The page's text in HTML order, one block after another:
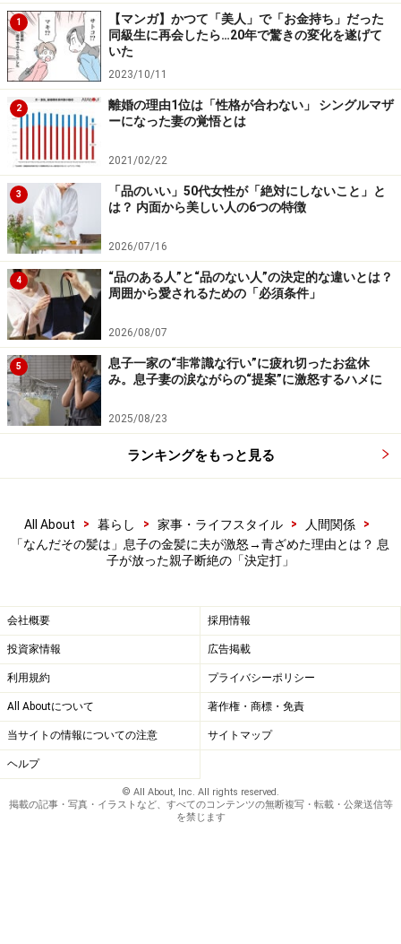
「夫は息子を見るなり、『なんだその髪は』とスイッチ
が入っちゃって。横暴な人ではないから怒鳴ったりはし
ないけど、『勝手にそんな金髪にするのは許さない』
と。『親の許可がないとカラーもできないの』と息子が
鼻で笑った。『そもそもおまえは親がかりなんだから』
と言いかけた夫に『親がかりだと成人になっても、自分
の髪色1つ変えられないんだ』と応戦。言い合いが続い
たあと、『オレ、奨学金借りてるんだけど。お父さんは
子どもの学費も出せなかったということだよね』と息子
が決定打を放ちました。さすがの夫も青ざめていました
ね。夫にとって、そこは触れてほしくないところだっ
た」
夫は無言で寝室へと立ち去った。まずかったかな、でも
この年で借金背負うオレの気持ちも分かってほしいんだ
よと息子は言った。
「確かに大学の学費を全部出してやれないのは、親とし
て忸怩たるものがありますが、奨学金をもらってでもこ
の大学のこの学部に入りたいと学費の高い私立理系に行
言葉が刺さったんでしょうね、夫にとっては」
ミチカさんは夫を追って部屋へ行き、ああいうことをし
たい年頃なんだし、言い過ぎたと思ってるみたいだから
と夫をなだめた。ところが夫は彼女を無視し、着替える
とリビングに戻って「もう親でも子でもない。出てい
け」と息子に言い放った。
「出ていけという言葉だけは言っちゃだめと私は昔から
夫に伝えていました。家族に対して、居場所を奪うよう
なことは言わないでと。私自身、8歳のころ、父に出て
1
【マンガ】かつて「美人」で「お金持ち」だった
同級生に再会したら…20年で驚きの変化を遂げて
いた
2023/10/11
2
離婚の理由1位は「性格が合わない」 シングルマザ
ーになった妻の覚悟とは
2021/02/22
3
「品のいい」50代女性が「絶対にしないこと」と
は？ 内面から美しい人の6つの特徴
2026/07/16
4
“品のある人”と“品のない人”の決定的な違いとは？
周囲から愛されるための「必須条件」
2026/08/07
5
息子一家の“非常識な行い”に疲れ切ったお盆休
み。息子妻の涙ながらの“提案”に激怒するハメに
2025/08/23
ランキングをもっと見る
All About > 暮らし > 家事・ライフスタイル > 人間関係
>
「なんだその髪は」息子の金髪に夫が激怒→青ざめた理由とは？ 息
子が放った親子断絶の「決定打」
会社概要 採用情報
投資家情報 広告掲載
利用規約 プライバシーポリシー
All Aboutについて 著作権・商標・免責
当サイトの情報についての注意 サイトマップ
ヘルプ
© All About, Inc. All rights reserved.
掲載の記事・写真・イラストなど、すべてのコンテンツの無断複写・転載・公衆送信等
を禁じます